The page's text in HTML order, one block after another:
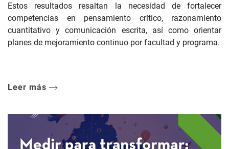
Estos resultados resaltan la necesidad de fortalecer
competencias en pensamiento crítico, razonamiento
cuantitativo y comunicación escrita, así como orientar
planes de mejoramiento continuo por facultad y programa.
Leer más